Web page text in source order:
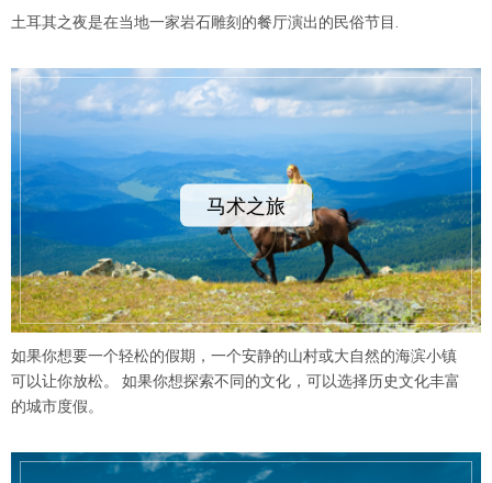
土耳其之夜是在当地一家岩石雕刻的餐厅演出的民俗节目.
马术之旅
如果你想要一个轻松的假期，一个安静的山村或大自然的海滨小镇
可以让你放松。 如果你想探索不同的文化，可以选择历史文化丰富
的城市度假。